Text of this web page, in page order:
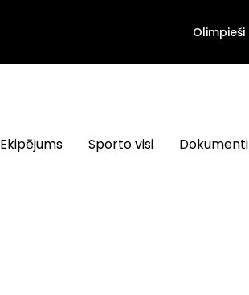
Olimpieši
Ekipējums Sporto visi Dokumenti